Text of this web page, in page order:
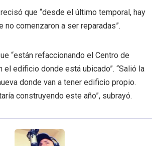
que “desde el último temporal, hay
no comenzaron a ser reparadas”.
“están refaccionando el Centro de
el edificio donde está ubicado”. “Salió la
donde van a tener edificio propio.
construyendo este año”, subrayó.